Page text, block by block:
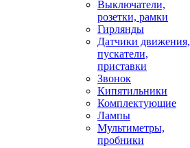
Выключатели,
розетки, рамки
Гирлянды
Датчики движения,
пускатели,
приставки
Звонок
Кипятильники
Комплектующие
Лампы
Мультиметры,
пробники